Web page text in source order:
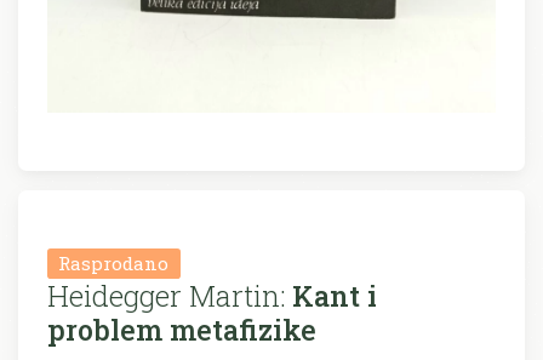
Rasprodano
Heidegger Martin: Kant i
problem metafizike